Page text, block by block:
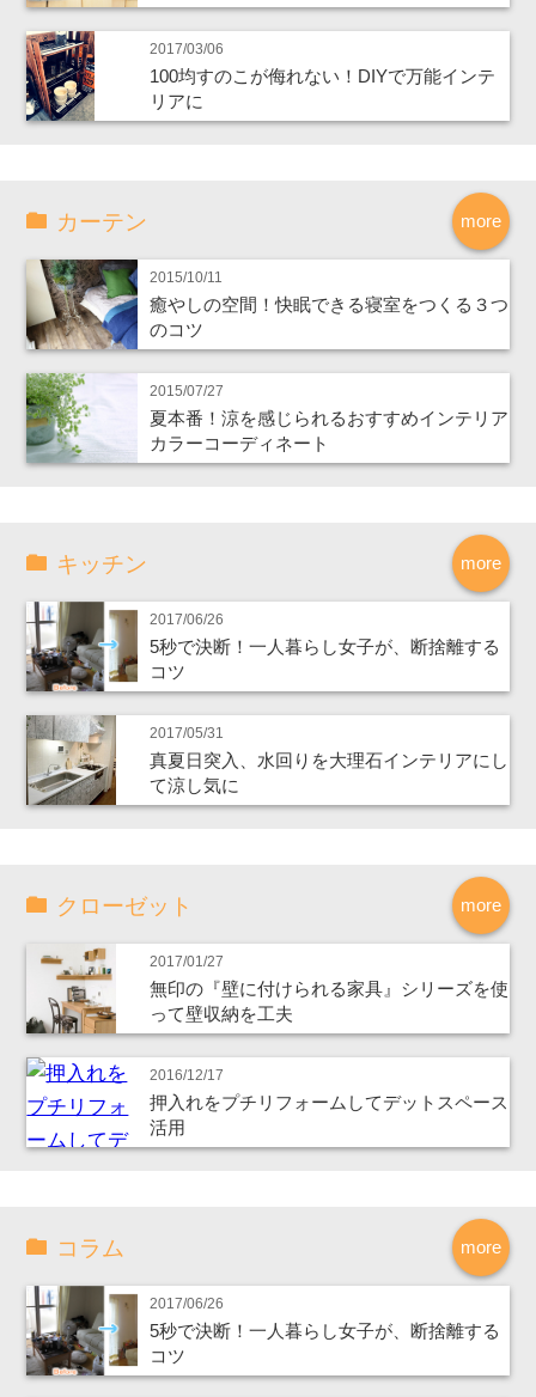
2017/03/06
100均すのこが侮れない！DIYで万能インテ
リアに
more
カーテン
2015/10/11
癒やしの空間！快眠できる寝室をつくる３つ
のコツ
2015/07/27
夏本番！涼を感じられるおすすめインテリア
カラーコーディネート
more
キッチン
2017/06/26
5秒で決断！一人暮らし女子が、断捨離する
コツ
2017/05/31
真夏日突入、水回りを大理石インテリアにし
て涼し気に
more
クローゼット
2017/01/27
無印の『壁に付けられる家具』シリーズを使
って壁収納を工夫
2016/12/17
押入れをプチリフォームしてデットスペース
活用
more
コラム
2017/06/26
5秒で決断！一人暮らし女子が、断捨離する
コツ